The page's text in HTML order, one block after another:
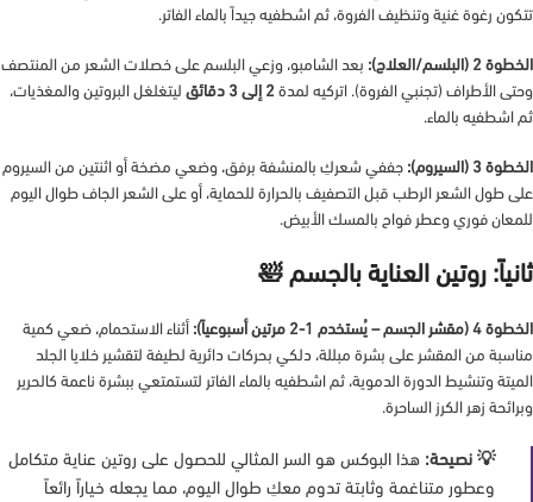
تتكون رغوة غنية وتنظيف الفروة، ثم اشطفيه جيداً بالماء الفاتر.
الخطوة 2 (البلسم/العلاج):
بعد الشامبو، وزعي البلسم على خصلات الشعر من المنتصف
وحتى الأطراف (تجنبي الفروة). اتركيه لمدة 2 إلى 3 دقائق
ليتغلغل البروتين والمغذيات،
ثم اشطفيه بالماء.
الخطوة 3 (السيروم):
جففي شعركِ بالمنشفة برفق، وضعي مضخة أو اثنتين من السيروم
على طول الشعر الرطب قبل التصفيف بالحرارة للحماية، أو على الشعر الجاف طوال اليوم
للمعان فوري وعطر فواح بالمسك الأبيض.
ثانياً: روتين العناية بالجسم 🛀
الخطوة 4 (مقشر الجسم – يُستخدم 1-2 مرتين أسبوعياً):
أثناء الاستحمام، ضعي كمية
مناسبة من المقشر على بشرة مبللة، دلكي بحركات دائرية لطيفة لتقشير خلايا الجلد
الميتة وتنشيط الدورة الدموية، ثم اشطفيه بالماء الفاتر لتستمتعي ببشرة ناعمة كالحرير
وبرائحة زهر الكرز الساحرة.
💡 نصيحة: هذا البوكس هو السر المثالي للحصول على روتين عناية متكامل
وعطور متناغمة وثابتة تدوم معكِ طوال اليوم، مما يجعله خياراً رائعاً